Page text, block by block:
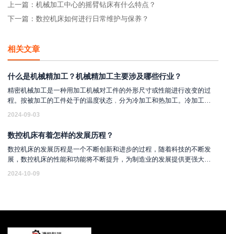
上一篇： 机械加工中心的摇臂钻床有什么特点？
下一篇： 数控机床如何进行日常维护与保养？
相关文章
什么是机械精加工？机械精加工主要涉及哪些行业？
精密机械加工是一种用加工机械对工件的外形尺寸或性能进行改变的过
程。按被加工的工件处于的温度状态﹐分为冷加工和热加工。冷加工按
加工方式的差别可分为切削加工和压力加工。热加工常见有热处理﹐锻
面质量，如精车、精刨、精铰、精磨、精铣等，精加工一般是蕞终加
工。
2024-09-03
数控机床有着怎样的发展历程？
数控机床的发展历程是一个不断创新和进步的过程，随着科技的不断发
展，数控机床的性能和功能将不断提升，为制造业的发展提供更强大的
支持。
2024-10-09